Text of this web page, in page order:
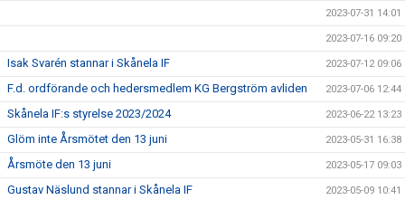
2023-07-31 14:01
2023-07-16 09:20
Isak Svarén stannar i Skånela IF 2023-07-12 09:06
F.d. ordförande och hedersmedlem KG Bergström avliden 2023-07-06 12:44
Skånela IF:s styrelse 2023/2024 2023-06-22 13:23
Glöm inte Årsmötet den 13 juni 2023-05-31 16:38
Årsmöte den 13 juni 2023-05-17 09:03
Gustav Näslund stannar i Skånela IF 2023-05-09 10:41